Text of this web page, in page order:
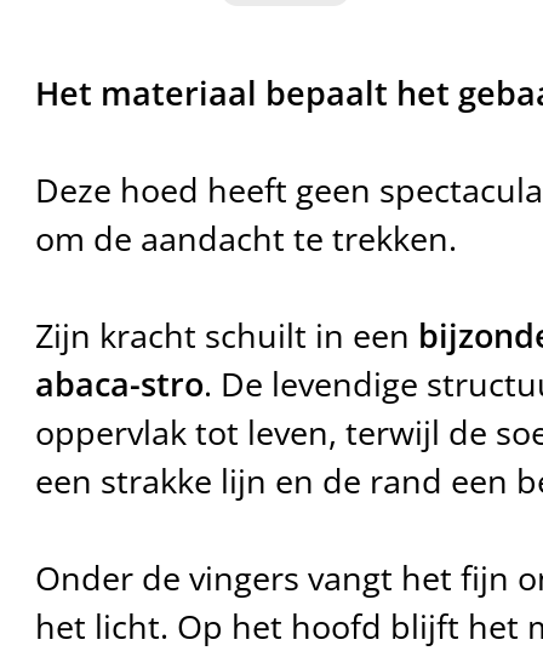
Het materiaal bepaalt het
Deze hoed heeft geen
om de aandacht te trekken.
Zijn kracht schuilt in een
abaca-stro. De levendige
oppervlak tot leven, terwijl de
een strakke lijn en de rand een
Onder de vingers vangt het fijn
het licht. Op het hoofd blijft het